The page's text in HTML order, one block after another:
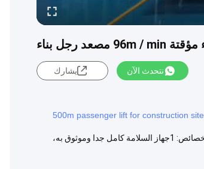
نتحدث الآن يشارك
500m passenger lift for construction site
SC300 قفص واحد 0-96m/min رف المباني / مصعد البناء مع رف عاكس التردد ومرفق بناء الدبابيس الخصائص: 1جهاز السلامة كامل جدا وموثوق به،